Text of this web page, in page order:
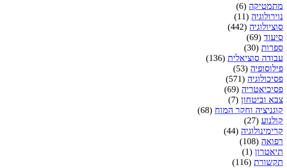
מתמטיקה (6)
נוירולוגיה (11)
סוציולוגיה (442)
סיעוד (69)
ספרות (30)
עבודה סוציאלית (136)
פילוסופיה (53)
פסיכולוגיה (571)
פסיכיאטריה (69)
צבא וביטחון (7)
קוגניציה וחקר המוח (68)
קולנוע (27)
קרימינולוגיה (44)
רפואה (108)
תיאטרון (1)
תקשורת (116)